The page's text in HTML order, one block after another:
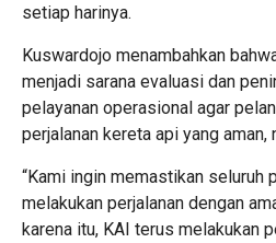
setiap harinya.
Kuswardojo menambahkan
menjadi sarana evaluasi dan
pelayanan operasional agar
perjalanan kereta api yang aman,
“Kami ingin memastikan seluruh
melakukan perjalanan dengan
karena itu, KAI terus melakukan